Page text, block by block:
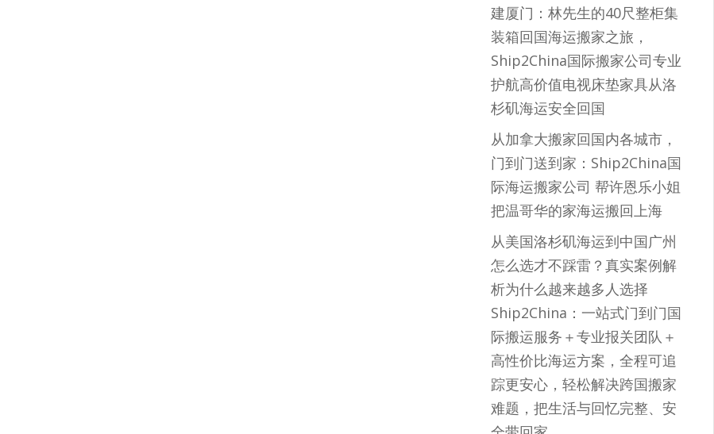
建厦门：林先生的40尺整柜集
装箱回国海运搬家之旅，
Ship2China国际搬家公司专业
护航高价值电视床垫家具从洛
杉矶海运安全回国
从加拿大搬家回国内各城市，
门到门送到家：Ship2China国
际海运搬家公司 帮许恩乐小姐
把温哥华的家海运搬回上海
从美国洛杉矶海运到中国广州
怎么选才不踩雷？真实案例解
析为什么越来越多人选择
Ship2China：一站式门到门国
际搬运服务＋专业报关团队＋
高性价比海运方案，全程可追
踪更安心，轻松解决跨国搬家
难题，把生活与回忆完整、安